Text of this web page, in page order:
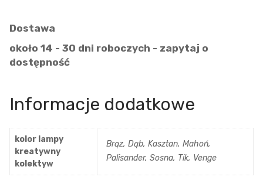
Dostawa
około 14 - 30 dni roboczych - zapytaj o
dostępność
Informacje dodatkowe
kolor lampy
kreatywny
kolektyw
Brąz, Dąb, Kasztan, Mahoń,
Palisander, Sosna, Tik, Venge